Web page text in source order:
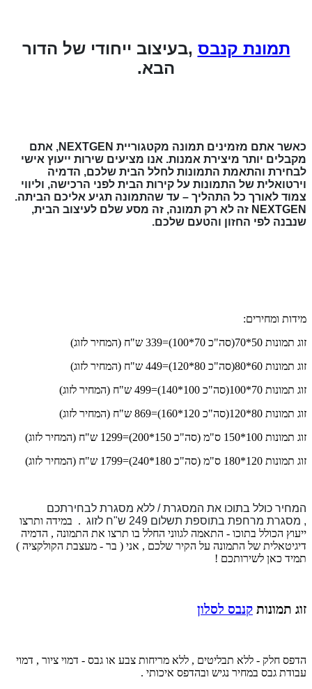
תמונת קנבס ,בעיצוב ייחודי של הדור
הבא.
כאשר אתם מזמינים תמונה מקטגוריית NEXTGEN, אתם
מקבלים יותר מיצירת אמנות. אנו מציעים שירות ייעוץ אישי
לבחירת והתאמת התמונות לחלל הבית שלכם, הדמיה
וירטואלית של התמונות על קירות הבית לפני הרכישה, וליווי
צמוד לאורך כל התהליך – עד שהתמונה תגיע אליכם הביתה.
NEXTGEN זה לא רק תמונה, זה מסע שלם לעיצוב הבית,
שנבנה לפי החזון והטעם שלכם.
מידות ומחירים:
זוג תמונות 50*70(סה"כ 70*100)=339 ש"ח (המחיר לזוג)
זוג תמונות 60*80(סה"כ 80*120)=449 ש"ח (המחיר לזוג)
זוג תמונות 70*100(סה"כ 100*140)=499 ש"ח (המחיר לזוג)
זוג תמונות 80*120(סה"כ 120*160)=869 ש"ח (המחיר לזוג)
זוג תמונות 100*150 ס"מ (סה"כ 150*200)=1299 ש"ח (המחיר לזוג)
זוג תמונות 120*180 ס"מ (סה"כ 180*240)=1799
ש"ח (המחיר לזוג)
המחיר כולל בתוכו את המסגרת / ללא מסגרת לבחירתכם
, מסגרת מרחפת בתוספת תשלום 249 ש"ח לזוג . במידה ותרצו
ייעוץ הכולל בתוכו - התאמה לגווני החלל בו תרצו את התמונה , הדמיה
דיגיטאלית של התמונה על הקיר שלכם , אני ( בר - מעצבת הקולקציה )
תמיד כאן לשירותכם !
זוג תמונות קנבס לסלון
הדפס חלק - ללא תבליטים , ללא מריחות צבע או גבס - דמוי ציור , דמוי
עבודת גבס במחיר נגיש ובהדפס איכותי .